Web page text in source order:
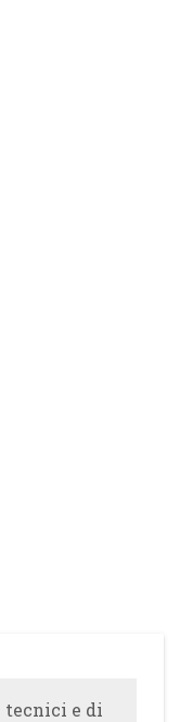
tecnici e di